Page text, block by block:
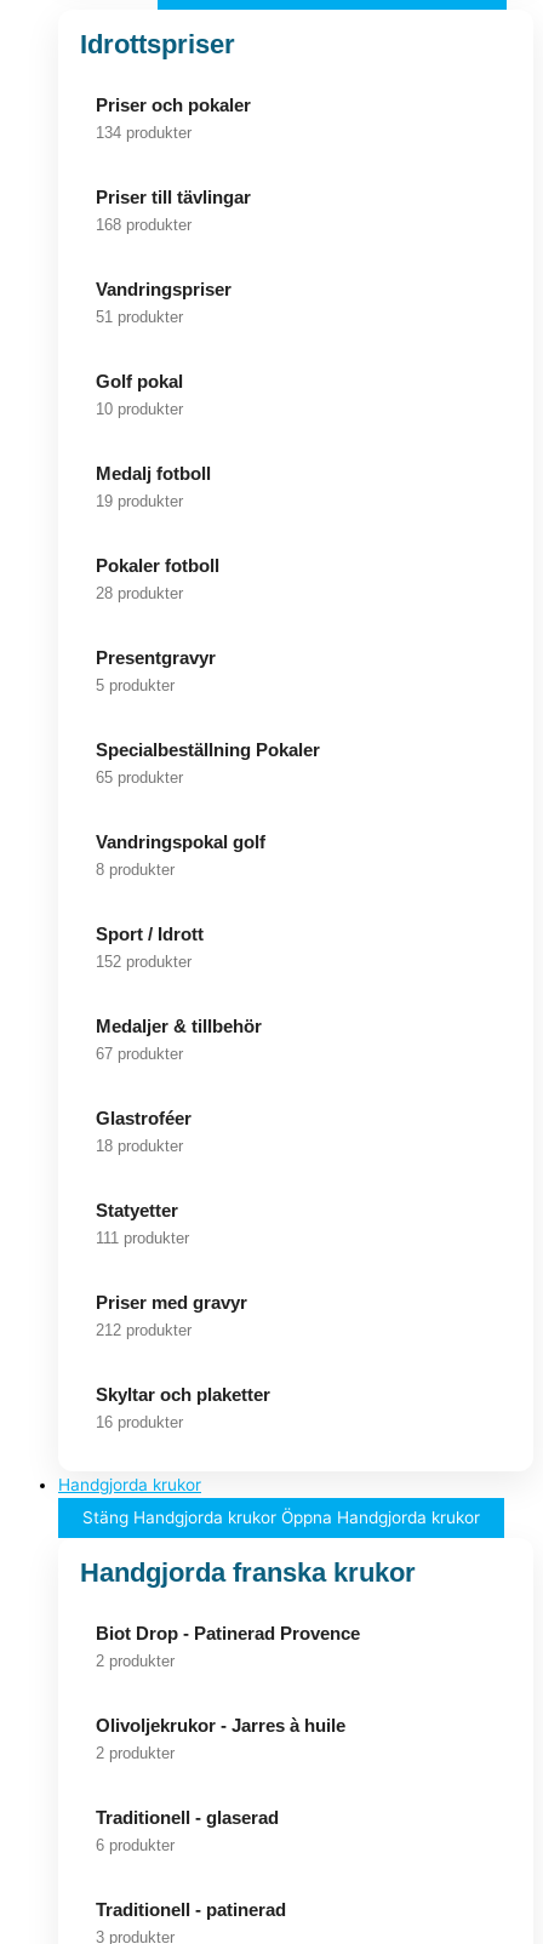
Idrottspriser
Priser och pokaler
134 produkter
Priser till tävlingar
168 produkter
Vandringspriser
51 produkter
Golf pokal
10 produkter
Medalj fotboll
19 produkter
Pokaler fotboll
28 produkter
Presentgravyr
5 produkter
Specialbeställning Pokaler
65 produkter
Vandringspokal golf
8 produkter
Sport / Idrott
152 produkter
Medaljer & tillbehör
67 produkter
Glastroféer
18 produkter
Statyetter
111 produkter
Priser med gravyr
212 produkter
Skyltar och plaketter
16 produkter
Handgjorda krukor
Stäng Handgjorda krukor Öppna Handgjorda krukor
Handgjorda franska krukor
Biot Drop - Patinerad Provence
2 produkter
Olivoljekrukor - Jarres à huile
2 produkter
Traditionell - glaserad
6 produkter
Traditionell - patinerad
3 produkter